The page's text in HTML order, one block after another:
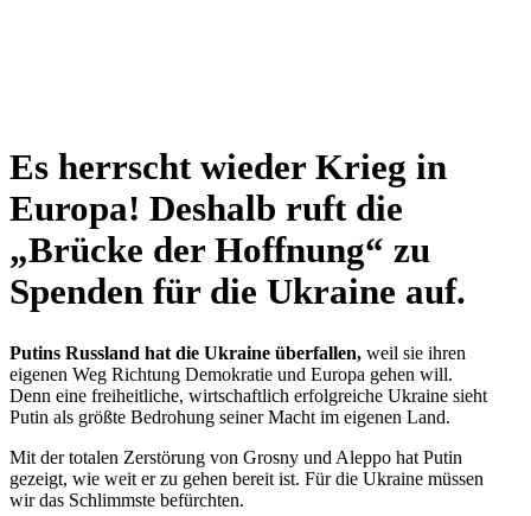
Es herrscht wieder Krieg in
Europa! Deshalb ruft die
„Brücke der Hoff­nung“ zu
Spenden für die Ukraine auf.
Putins Russ­land hat die Ukraine über­fal­len, weil sie ihren
eigenen Weg Rich­tung Demo­kra­tie und Europa gehen will.
Denn eine frei­heit­li­che, wirt­schaft­lich erfolg­rei­che Ukraine sieht
Putin als größte Bedro­hung seiner Macht im eigenen Land.
Mit der totalen Zer­stö­rung von Grosny und Aleppo hat Putin
gezeigt, wie weit er zu gehen bereit ist. Für die Ukraine müssen
wir das Schlimmste befürchten.